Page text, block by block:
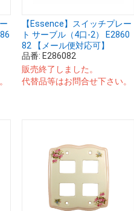
【Essence】スイッチプレー
ト サーブル（4口-2） E2860
82 【メール便対応可】
品番: E286082
販売終了しました。
代替品等はお問合せ下さい。